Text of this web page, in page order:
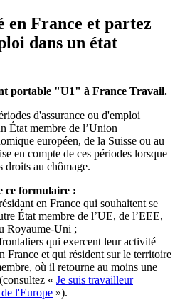
en France et partez
dans un état
portable "U1" à France Travail.
d'assurance ou d'emploi
État membre de l’Union
européen, de la Suisse ou au
en compte de ces périodes lorsque
droits au chômage.
ce formulaire :
en France qui souhaitent se
État membre de l’UE, de l’EEE,
Royaume-Uni ;
qui exercent leur activité
France et qui résident sur le territoire
où il retourne au moins une
« Je suis travailleur
l'Europe »).